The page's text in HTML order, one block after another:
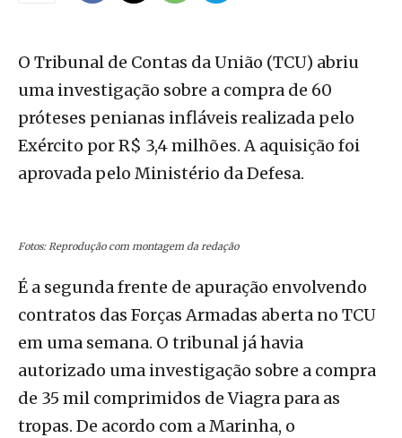
O Tribunal de Contas da União (TCU) abriu
uma investigação sobre a compra de 60
próteses penianas infláveis realizada pelo
Exército por R$ 3,4 milhões. A aquisição foi
aprovada pelo Ministério da Defesa.
Fotos: Reprodução com montagem da redação
É a segunda frente de apuração envolvendo
contratos das Forças Armadas aberta no TCU
em uma semana. O tribunal já havia
autorizado uma investigação sobre a compra
de 35 mil comprimidos de Viagra para as
tropas. De acordo com a Marinha, o